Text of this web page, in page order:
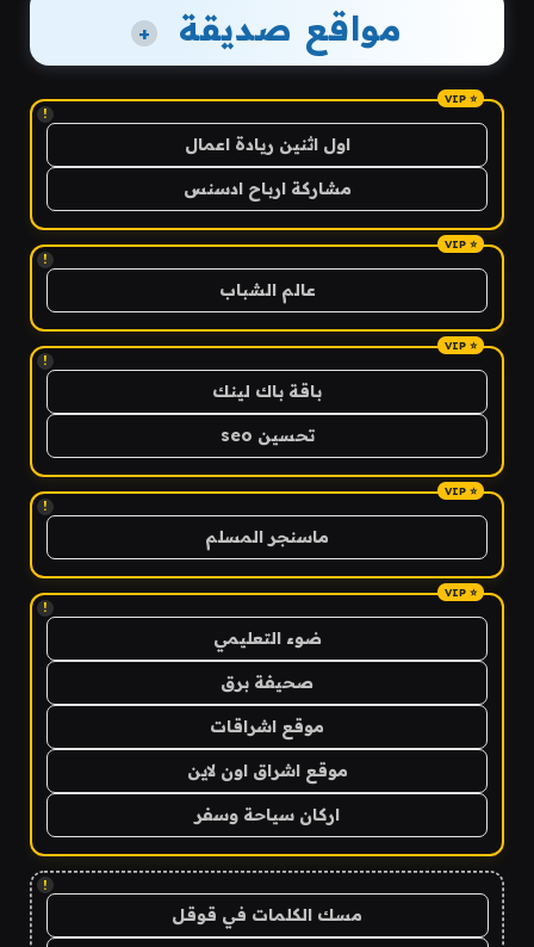
مواقع صديقة +
!
اول اثنين ريادة اعمال
مشاركة ارباح ادسنس
!
عالم الشباب
!
باقة باك لينك
تحسين seo
!
ماسنجر المسلم
!
ضوء التعليمي
صحيفة برق
موقع اشراقات
موقع اشراق اون لاين
اركان سياحة وسفر
!
مسك الكلمات في قوقل